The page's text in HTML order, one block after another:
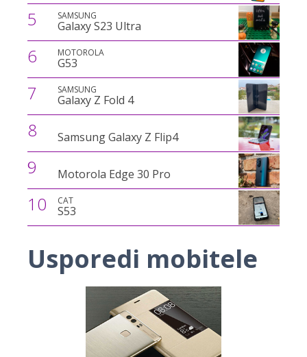
5 SAMSUNG
Galaxy S23 Ultra
6 MOTOROLA
G53
7 SAMSUNG
Galaxy Z Fold 4
8 Samsung Galaxy Z Flip4
9 Motorola Edge 30 Pro
10 CAT
S53
Usporedi mobitele